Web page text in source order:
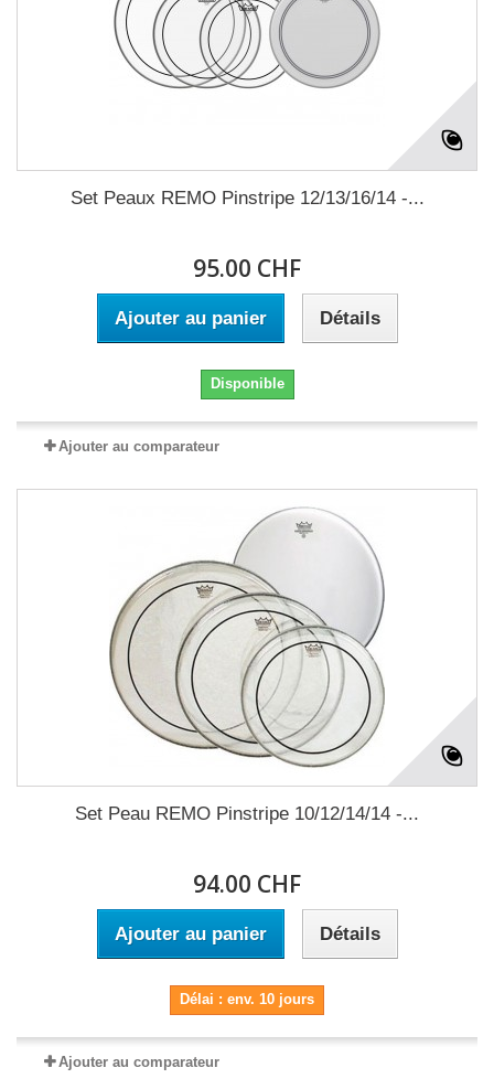
Set Peaux REMO Pinstripe 12/13/16/14 -...
95.00 CHF
Ajouter au panier Détails
Disponible
Ajouter au comparateur
Set Peau REMO Pinstripe 10/12/14/14 -...
94.00 CHF
Ajouter au panier Détails
Délai : env. 10 jours
Ajouter au comparateur